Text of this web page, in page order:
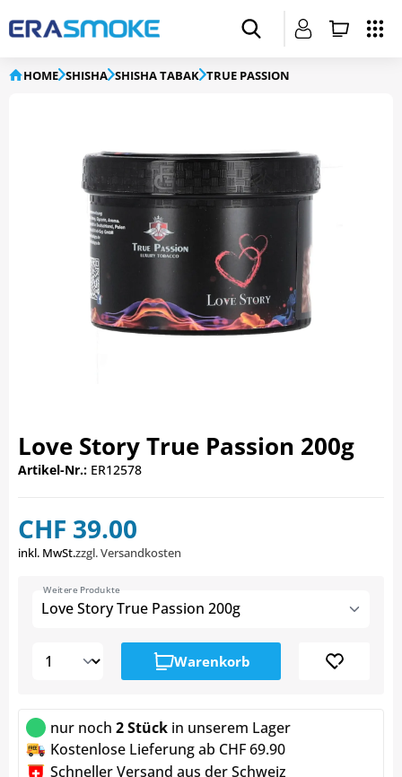
HOME SHISHA SHISHA TABAK TRUE PASSION
Love Story True Passion 200g
Artikel-Nr.: ER12578
CHF 39.00
inkl. MwSt.zzgl. Versandkosten
Love Story True Passion 200g
Weitere Produkte
Warenkorb
nur noch 2 Stück in unserem Lager
Kostenlose Lieferung ab CHF 69.90
Schneller Versand aus der Schweiz